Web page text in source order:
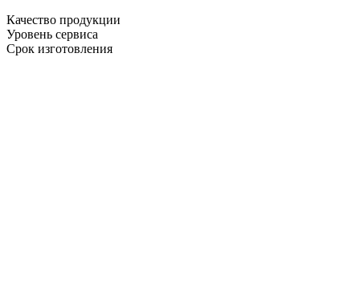
Качество продукции
Уровень сервиса
Срок изготовления